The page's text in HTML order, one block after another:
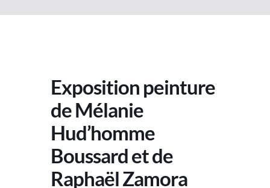
Exposition peinture
de Mélanie
Hud’homme
Boussard et de
Raphaël Zamora